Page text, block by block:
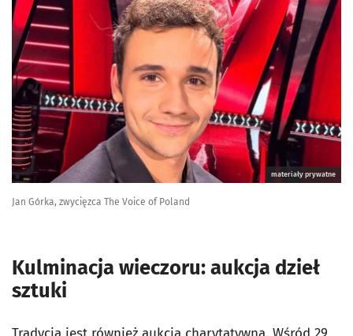
materiały prywatne
Jan Górka, zwycięzca The Voice of Poland
Kulminacja wieczoru: aukcja dzieł
sztuki